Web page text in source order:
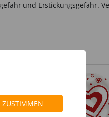
und Erstickungsgefahr.
ZUSTIMMEN